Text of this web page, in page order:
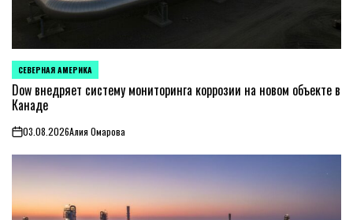
ОПУБЛИКОВАНО
В
СЕВЕРНАЯ АМЕРИКА
Dow внедряет систему мониторинга коррозии на новом объекте в
Канаде
on03.08.2026Алия Омарова